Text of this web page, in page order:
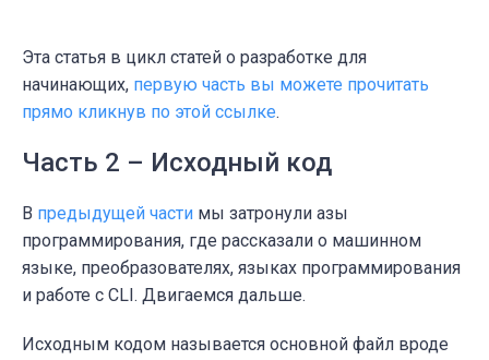
Эта статья в цикл статей о разработке для
начинающих, первую часть вы можете прочитать
прямо кликнув по этой ссылке.
Часть 2 – Исходный код
В предыдущей части мы затронули азы
программирования, где рассказали о машинном
языке, преобразователях, языках программирования
и работе с CLI. Двигаемся дальше.
Исходным кодом называется основной файл вроде